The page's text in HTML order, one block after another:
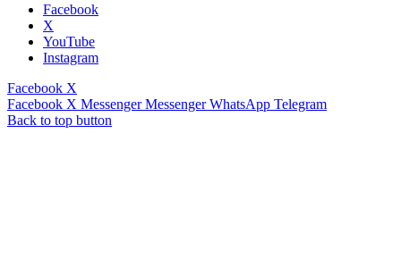
Facebook
X
YouTube
Instagram
Facebook X
Facebook X Messenger Messenger WhatsApp Telegram
Back to top button